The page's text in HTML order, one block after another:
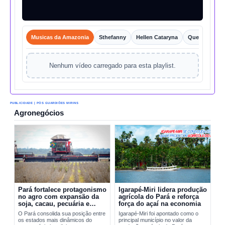
Musicas da Amazonia Sthefanny Hellen Cataryna Queixo o
Nenhum vídeo carregado para esta playlist.
PUBLICIDADE | PÓS GUARDIÕES MIRINS
Agronegócios
Pará fortalece protagonismo
no agro com expansão da
soja, cacau, pecuária e
exportações
O Pará consolida sua posição entre
os estados mais dinâmicos do
Igarapé-Miri lidera produção
agrícola do Pará e reforça
força do açaí na economia
Igarapé-Miri foi apontado como o
principal município no valor da